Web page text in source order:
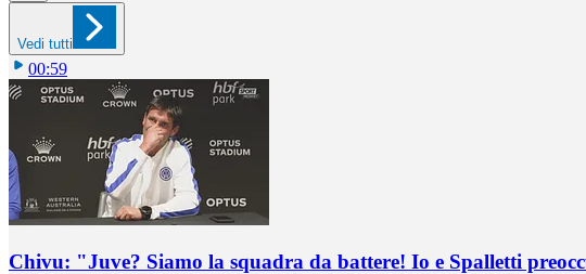
Vedi tutti
00:59
Chivu: "Juve? Siamo la squadra da battere! Io e Spalletti